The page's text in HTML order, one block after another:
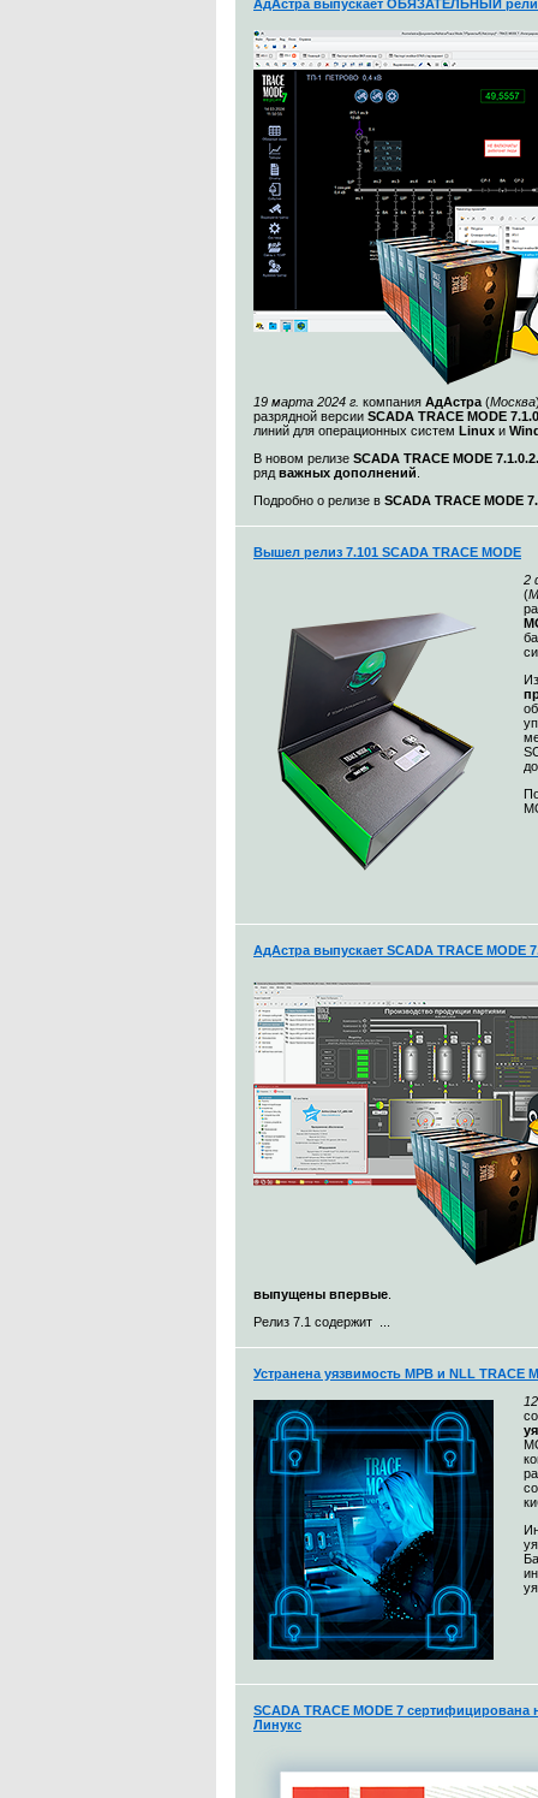
АдАстра выпускает ОБЯЗАТЕЛЬНЫЙ релиз
19 марта 2024 г. компания АдАстра (Москва
разрядной версии SCADA TRACE MODE
линий для операционных систем Linux и
В новом релизе SCADA TRACE MODE 7.1.0.2.
ряд важных дополнений
Подробно о релизе в SCADA TRACE MODE
Вышел релиз 7.101 SCADA TRACE MODE
2
(
АдАстра выпускает SCADA TRACE MODE
выпущены впервые
Релиз 7.1 содержит ...
Устранена уязвимость МРВ и NLL TRACE
SCADA TRACE MODE 7
Линукс